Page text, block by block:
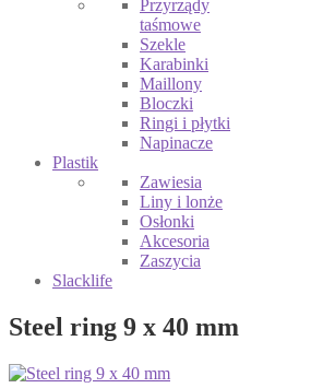
Przyrządy
taśmowe
Szekle
Karabinki
Maillony
Bloczki
Ringi i płytki
Napinacze
Plastik
Zawiesia
Liny i lonże
Osłonki
Akcesoria
Zaszycia
Slacklife
Steel ring 9 x 40 mm